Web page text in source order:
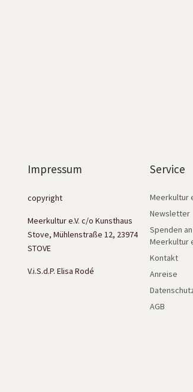
Impressum
copyright
Meerkultur e.V. c/o Kunsthaus
Stove, Mühlenstraße 12, 23974
STOVE
V.i.S.d.P. Elisa Rodé
Service
Meerkultur
Newsletter
Spenden
Meerkultur
Kontakt
Anreise
AGB